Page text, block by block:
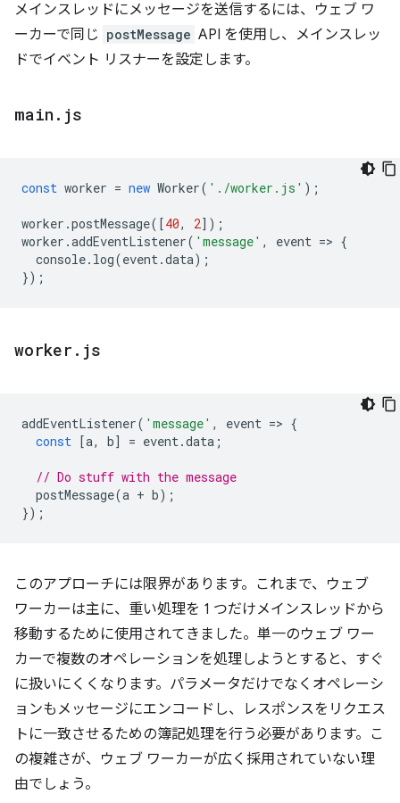
メインスレッドにメッセージを送信するには、ウェブ ワ
ーカーで同じ postMessage API を使用し、メインスレッ
ドでイベント リスナーを設定します。
main . js
const worker = new Worker( './worker.js' );
worker .postMessage([40, 2]);
worker .addEventListener( 'message' , event => {
console. log(event.data);
});
worker . js
addEventListener( 'message' , event => {
const [a, b] = event.data ;
// Do stuff with the message
postMessage(a + b);
});
このアプローチには限界があります。これまで、ウェブ
ワーカーは主に、重い処理を 1 つだけメインスレッドから
移動するために使用されてきました。単一のウェブ ワー
カーで複数のオペレーションを処理しようとすると、すぐ
に扱いにくくなります。パラメータだけでなくオペレーシ
ョンもメッセージにエンコードし、レスポンスをリクエス
トに一致させるための簿記処理を行う必要があります。こ
の複雑さが、ウェブ ワーカーが広く採用されていない理
由でしょう。